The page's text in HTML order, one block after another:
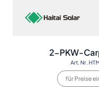
2-PKW-
Art. Nr.
für Preise